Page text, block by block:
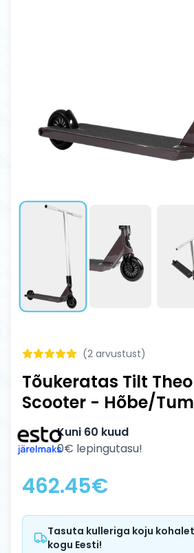
(2 arvustust)
Tõukeratas Tilt
Scooter - Hõbe/
Kuni 60 kuud
0€ lepingutasu!
462.45€
Tasuta kulleriga koju
kogu Eesti!